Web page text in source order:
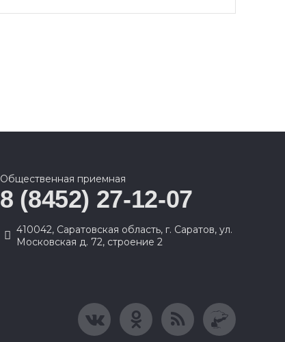
Общественная приемная
8 (8452) 27-12-07
410042, Саратовская область, г. Саратов, ул.
Московская д. 72, строение 2